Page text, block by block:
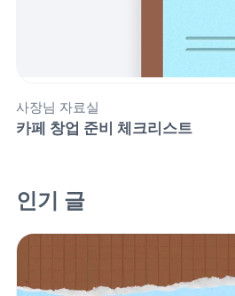
사장님 자료실
카페 창업 준비 체크리스트
인기 글